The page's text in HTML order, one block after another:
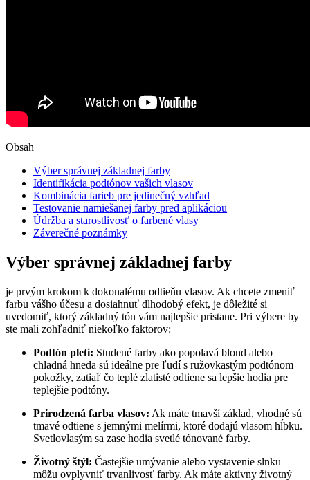
Obsah
Výber správnej základnej farby
Identifikácia podtónov vašich vlasov
Kombinácia farieb pre jedinečný vzhľad
Testovanie namiešanej farby pred aplikáciou
Údržba a starostlivosť o farbené vlasy
Záverečné poznámky
Výber správnej základnej farby
je prvým krokom k dokonalému odtieňu vlasov. Ak chcete zmeniť
farbu vášho účesu a dosiahnuť dlhodobý efekt, je dôležité si
uvedomiť, ktorý základný tón vám najlepšie pristane. Pri výbere by
ste mali zohľadniť niekoľko faktorov:
Podtón pleti: Studené farby ako popolavá blond alebo
chladná hneda sú ideálne pre ľudí s ružovkastým podtónom
pokožky, zatiaľ čo teplé zlatisté odtiene sa lepšie hodia pre
teplejšie podtóny.
Prirodzená farba vlasov: Ak máte tmavší základ, vhodné sú
tmavé odtiene s jemnými melírmi, ktoré dodajú vlasom hĺbku.
Svetlovlasým sa zase hodia svetlé tónované farby.
Životný štýl: Častejšie umývanie alebo vystavenie slnku
môžu ovplyvniť trvanlivosť farby. Ak máte aktívny životný